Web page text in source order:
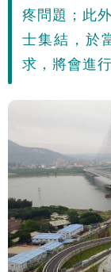
疼問題；此
士集結，於
求，將會進